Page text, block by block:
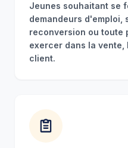
Jeunes souhaitant se
demandeurs d'emploi,
reconversion ou toute
exercer dans la
client.